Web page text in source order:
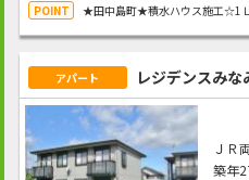
★田中島町★積水ハウス施工☆1Ｌ
アパート レジデンスみな
ＪＲ
築年